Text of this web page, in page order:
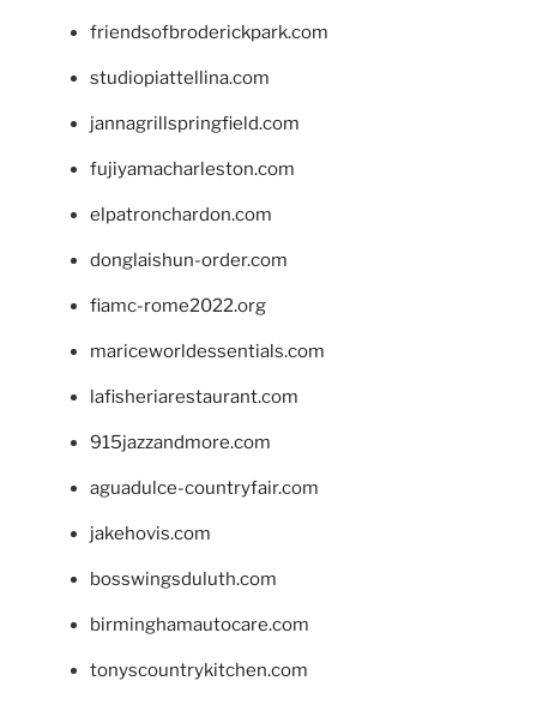
friendsofbroderickpark.com
studiopiattellina.com
jannagrillspringfield.com
fujiyamacharleston.com
elpatronchardon.com
donglaishun-order.com
fiamc-rome2022.org
mariceworldessentials.com
lafisheriarestaurant.com
915jazzandmore.com
aguadulce-countryfair.com
jakehovis.com
bosswingsduluth.com
birminghamautocare.com
tonyscountrykitchen.com